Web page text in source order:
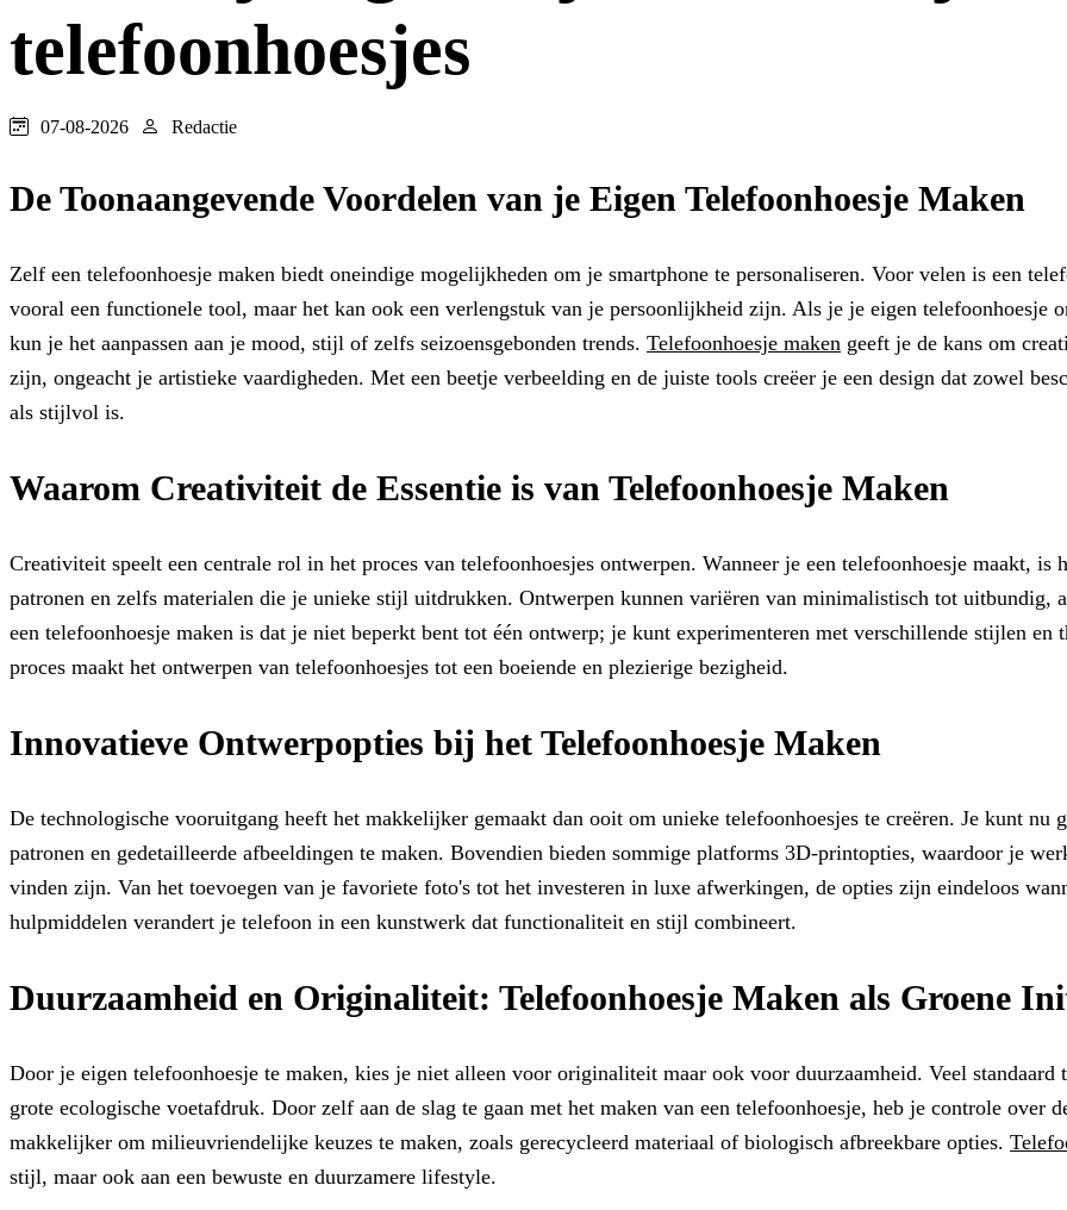
telefoonhoesjes
07-08-2026 Redactie
De Toonaangevende Voordelen van je Eigen Telefoonhoesje Maken
Zelf een telefoonhoesje maken biedt oneindige mogelijkheden om je smartphone te personaliseren. Voor velen is een
vooral een functionele tool, maar het kan ook een verlengstuk van je persoonlijkheid zijn. Als je je eigen telefoonhoesje
kun je het aanpassen aan je mood, stijl of zelfs seizoensgebonden trends. Telefoonhoesje maken geeft je de kans om
zijn, ongeacht je artistieke vaardigheden. Met een beetje verbeelding en de juiste tools creëer je een design dat zowel
als stijlvol is.
Waarom Creativiteit de Essentie is van Telefoonhoesje Maken
Creativiteit speelt een centrale rol in het proces van telefoonhoesjes ontwerpen. Wanneer je een telefoonhoesje maakt,
patronen en zelfs materialen die je unieke stijl uitdrukken. Ontwerpen kunnen variëren van minimalistisch tot
een telefoonhoesje maken is dat je niet beperkt bent tot één ontwerp; je kunt experimenteren met verschillende stijlen
proces maakt het ontwerpen van telefoonhoesjes tot een boeiende en plezierige bezigheid.
Innovatieve Ontwerpopties bij het Telefoonhoesje Maken
De technologische vooruitgang heeft het makkelijker gemaakt dan ooit om unieke telefoonhoesjes te creëren. Je kunt
patronen en gedetailleerde afbeeldingen te maken. Bovendien bieden sommige platforms 3D-printopties, waardoor je
vinden zijn. Van het toevoegen van je favoriete foto's tot het investeren in luxe afwerkingen, de opties zijn eindeloos
hulpmiddelen verandert je telefoon in een kunstwerk dat functionaliteit en stijl combineert.
Duurzaamheid en Originaliteit: Telefoonhoesje Maken als Groene
Door je eigen telefoonhoesje te maken, kies je niet alleen voor originaliteit maar ook voor duurzaamheid. Veel standaard
grote ecologische voetafdruk. Door zelf aan de slag te gaan met het maken van een telefoonhoesje, heb je controle over
makkelijker om milieuvriendelijke keuzes te maken, zoals gerecycleerd materiaal of biologisch afbreekbare opties.
stijl, maar ook aan een bewuste en duurzamere lifestyle.